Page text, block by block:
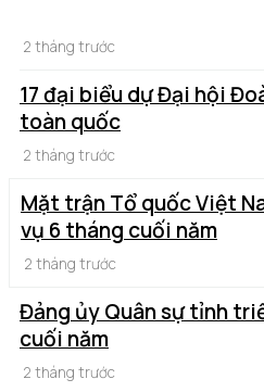
2 tháng trước
17 đại biểu dự Đại hội
toàn quốc
2 tháng trước
Mặt trận Tổ quốc Việt
vụ 6 tháng cuối năm
2 tháng trước
Đảng ủy Quân sự tỉnh
cuối năm
2 tháng trước